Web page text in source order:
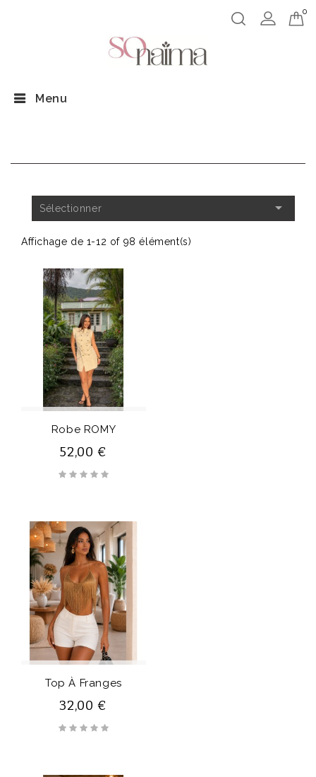
0
Menu
Sélectionner 
Affichage de 1-12 of 98 élément(s)
Robe ROMY
52,00 €
Rupture De Stock
Top À Franges
32,00 €